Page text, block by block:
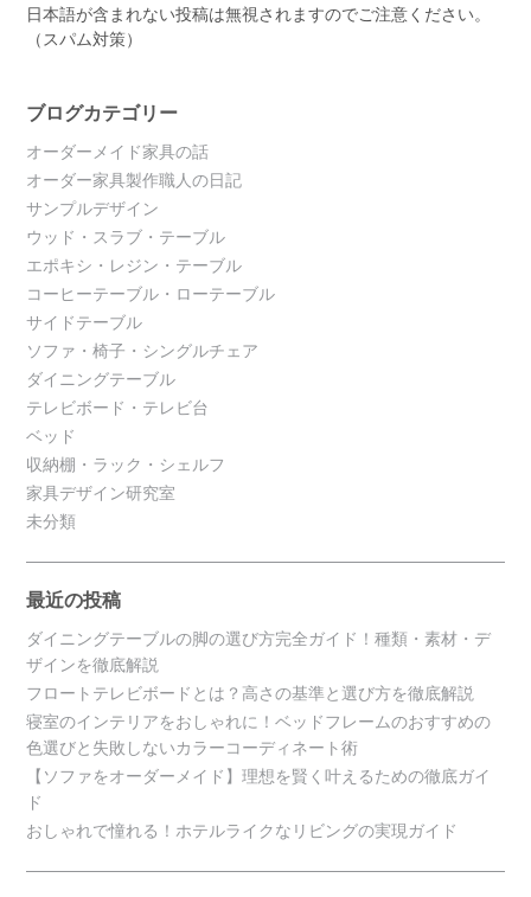
日本語が含まれない投稿は無視されますのでご注意ください。
（スパム対策）
ブログカテゴリー
オーダーメイド家具の話
オーダー家具製作職人の日記
サンプルデザイン
ウッド・スラブ・テーブル
エポキシ・レジン・テーブル
コーヒーテーブル・ローテーブル
サイドテーブル
ソファ・椅子・シングルチェア
ダイニングテーブル
テレビボード・テレビ台
ベッド
収納棚・ラック・シェルフ
家具デザイン研究室
未分類
最近の投稿
ダイニングテーブルの脚の選び方完全ガイド！種類・素材・デ
ザインを徹底解説
フロートテレビボードとは？高さの基準と選び方を徹底解説
寝室のインテリアをおしゃれに！ベッドフレームのおすすめの
色選びと失敗しないカラーコーディネート術
【ソファをオーダーメイド】理想を賢く叶えるための徹底ガイ
ド
おしゃれで憧れる！ホテルライクなリビングの実現ガイド